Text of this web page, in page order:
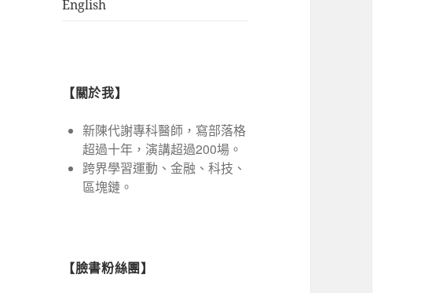
English
【關於我】
新陳代謝專科醫師，寫部落格
超過十年，演講超過200場。
跨界學習運動、金融、科技、
區塊鏈。
【臉書粉絲團】